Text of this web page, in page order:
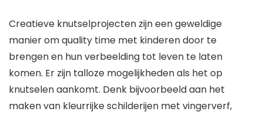
Creatieve knutselprojecten zijn een geweldige
manier om quality time met kinderen door te
brengen en hun verbeelding tot leven te laten
komen. Er zijn talloze mogelijkheden als het op
knutselen aankomt. Denk bijvoorbeeld aan het
maken van kleurrijke schilderijen met vingerverf,